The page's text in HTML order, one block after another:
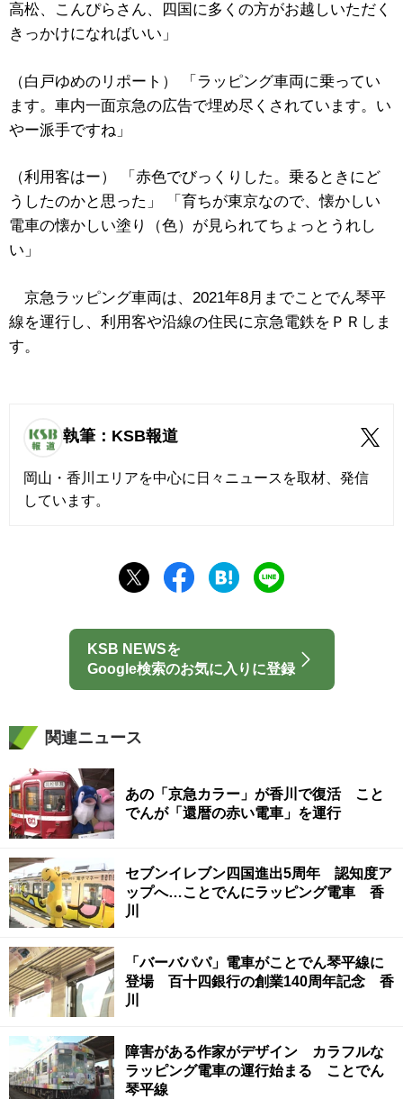
高松、こんぴらさん、四国に多くの方がお越しいただく
きっかけになればいい」
（白戸ゆめのリポート） 「ラッピング車両に乗ってい
ます。車内一面京急の広告で埋め尽くされています。い
やー派手ですね」
（利用客はー） 「赤色でびっくりした。乗るときにど
うしたのかと思った」 「育ちが東京なので、懐かしい
電車の懐かしい塗り（色）が見られてちょっとうれし
い」
京急ラッピング車両は、2021年8月までことでん琴平
線を運行し、利用客や沿線の住民に京急電鉄をＰＲしま
す。
執筆：KSB報道
岡山・香川エリアを中心に日々ニュースを取材、発信
しています。
KSB NEWSを
Google検索のお気に入りに登録
関連ニュース
あの「京急カラー」が香川で復活 こと
でんが「還暦の赤い電車」を運行
セブンイレブン四国進出5周年 認知度ア
ップへ…ことでんにラッピング電車 香
川
「バーバパパ」電車がことでん琴平線に
登場 百十四銀行の創業140周年記念 香
川
障害がある作家がデザイン カラフルな
ラッピング電車の運行始まる ことでん
琴平線